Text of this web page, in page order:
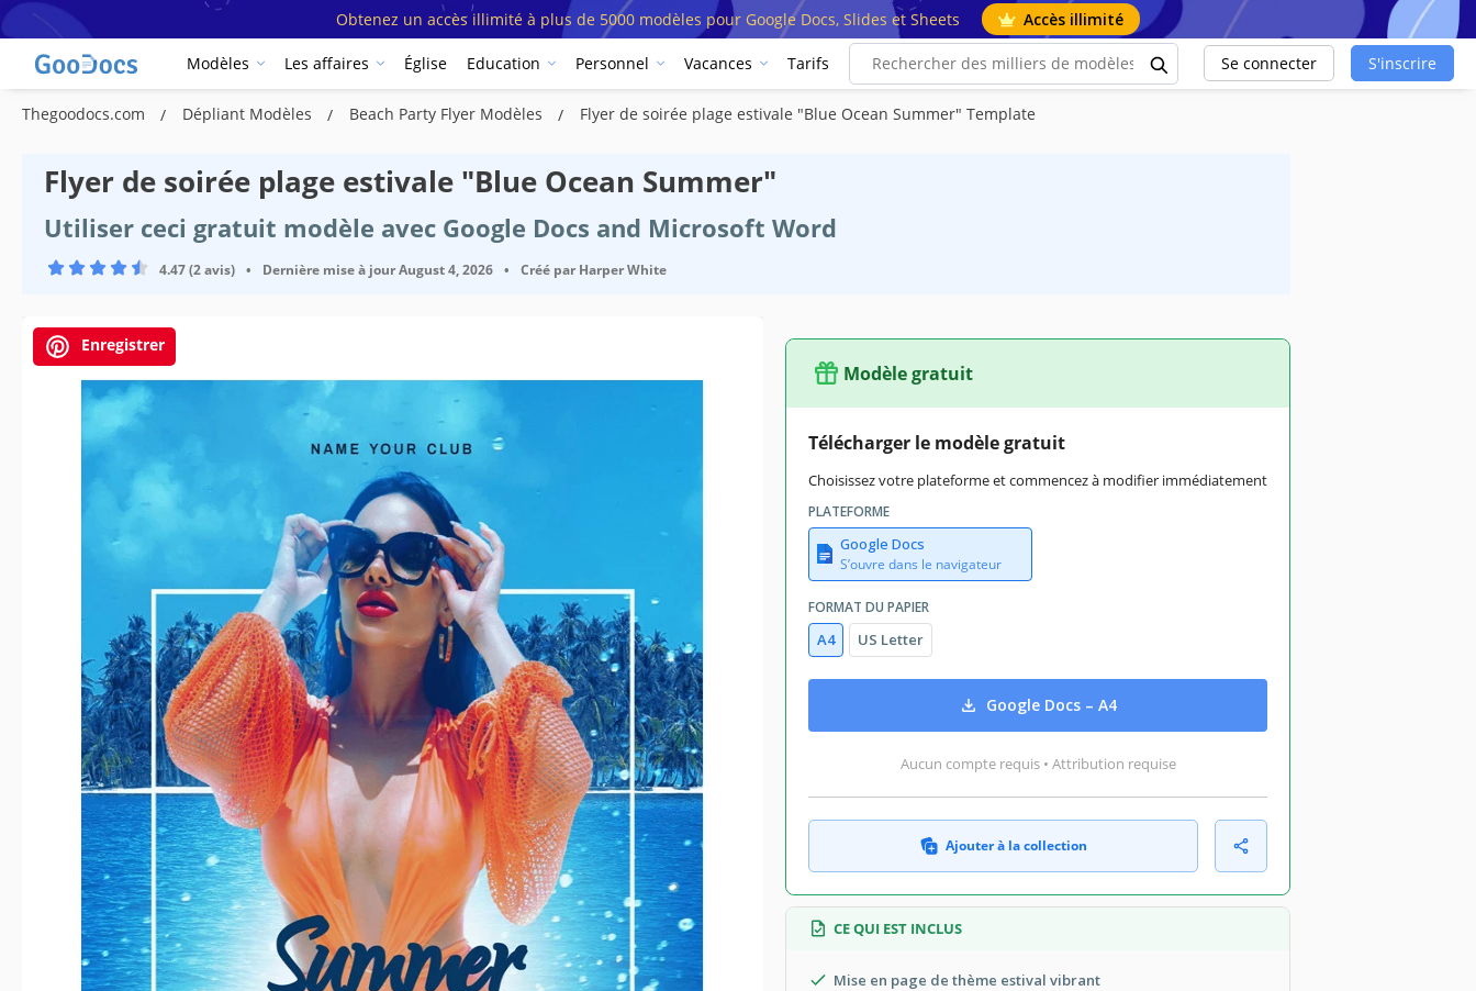
Obtenez un accès illimité à plus de 5000 modèles pour Google Docs, Slides et Sheets Accès illimité
Modèles Les affaires Église Education Personnel Vacances Tarifs Se connecter S'inscrire
Thegoodocs.com Dépliant Modèles Beach Party Flyer Modèles Flyer de soirée plage estivale "Blue Ocean Summer" Template
Flyer de soirée plage estivale "Blue Ocean Summer"
Utiliser ceci gratuit modèle avec Google Docs and Microsoft Word
4.47 (2 avis) • Dernière mise à jourAugust 4, 2026 • Créé par Harper White
Enregistrer
Modèle gratuit
Télécharger le modèle gratuit
Choisissez votre plateforme et commencez à modifier immédiatement
PLATEFORME
Google Docs
S’ouvre dans le navigateur
FORMAT DU PAPIER
A4 US Letter
Google Docs – A4
Aucun compte requis • Attribution requise
Ajouter à la collection
CE QUI EST INCLUS
Mise en page de thème estival vibrant